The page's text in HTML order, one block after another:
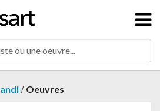
/ Oeuvres